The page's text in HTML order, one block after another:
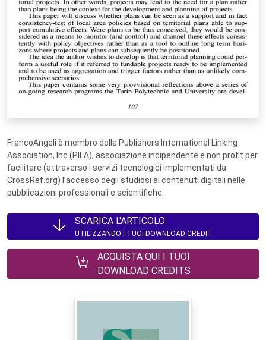
FrancoAngeli è membro della Publishers International Linking
Association, Inc (PILA), associazione indipendente e non profit per
facilitare (attraverso i servizi tecnologici implementati da
CrossRef.org) l’accesso degli studiosi ai contenuti digitali nelle
pubblicazioni professionali e scientifiche.
SCARICA L'ARTICOLO
UTILIZZANDO I TUOI DOWNLOAD CREDIT
ACQUISTA QUI I TUOI
DOWNLOAD CREDITS